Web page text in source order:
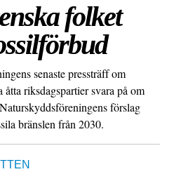
folket
senaste pressträff om
riksdagspartier svara på om
förslag
bränslen från 2030.